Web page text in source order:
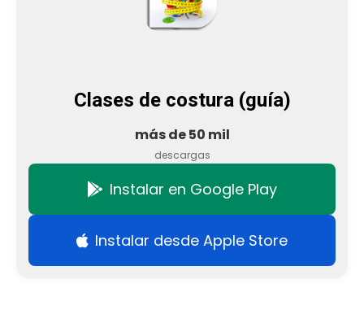
Clases de costura (guía)
más de 50 mil
descargas
Instalar en Google Play
Instalar desde Apple Store